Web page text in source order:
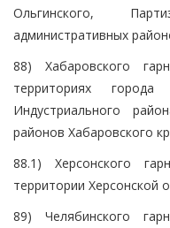
Ольгинского,
административных
88) Хабаровского
территориях
Индустриального
районов Хабаровского
88.1) Херсонского
территории Херсонской
89) Челябинского